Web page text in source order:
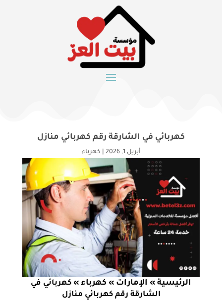
كهربائي في الشارقة رقم كهربائي منازل
أبريل 1, 2026 كهرباء
الرئيسية » الإمارات » كهرباء » كهربائي في
الشارقة رقم كهربائي منازل